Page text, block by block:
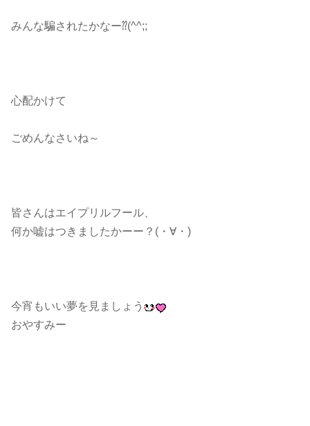
みんな騙されたかなー⁇(^^;;
心配かけて
ごめんなさいね～
皆さんはエイプリルフール、
何か嘘はつきましたかーー？(・∀・)
今宵もいい夢を見ましょう
おやすみー